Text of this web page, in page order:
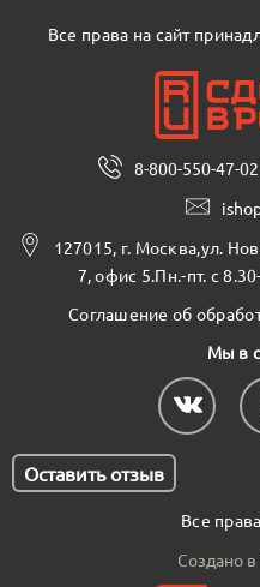
Все права на сайт
8-800-550-47-
127015, г. Москва,ул.
7, офис 5.Пн.-пт. с
Соглашение об
Мы в
Оставить отзыв
Все
Создано